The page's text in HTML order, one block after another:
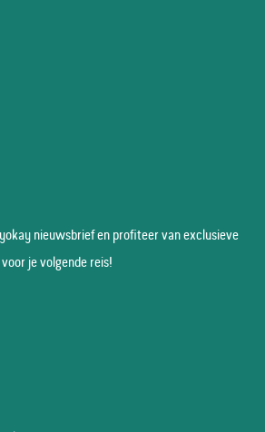
nieuws­brief en profiteer van exclusieve
je volgende reis!